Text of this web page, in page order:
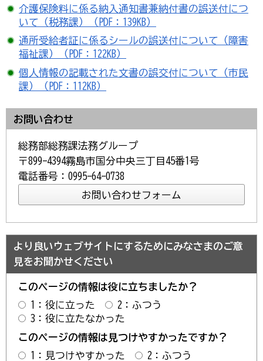
介護保険料に係る納入通知書兼納付書の誤送付につ
いて（税務課）（PDF：139KB）
通所受給者証に係るシールの誤送付について（障害
福祉課）（PDF：122KB）
個人情報の記載された文書の誤交付について（市民
課）（PDF：112KB）
お問い合わせ
総務部総務課法務グループ
〒899-4394霧島市国分中央三丁目45番1号
電話番号：0995-64-0738
より良いウェブサイトにするためにみなさまのご意
見をお聞かせください
このページの情報は役に立ちましたか？
1：役に立った
2：ふつう
3：役に立たなかった
このページの情報は見つけやすかったですか？
1：見つけやすかった
2：ふつう